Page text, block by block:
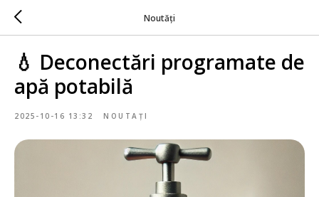
Noutăți
💧 Deconectări programate de
apă potabilă
2025-10-16 13:32 NOUTAȚI